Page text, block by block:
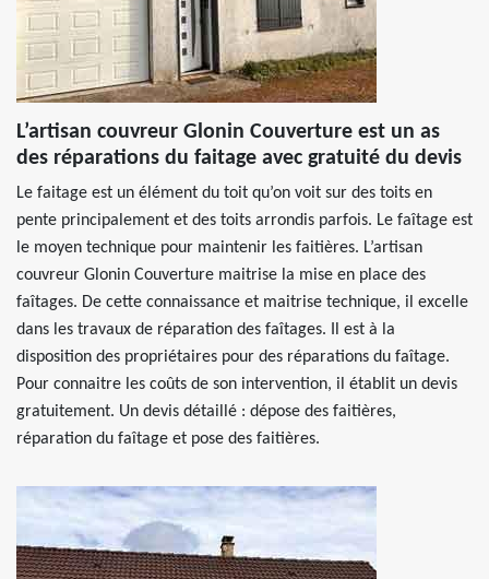
L’artisan couvreur Glonin Couverture est un as
des réparations du faitage avec gratuité du devis
Le faitage est un élément du toit qu’on voit sur des toits en
pente principalement et des toits arrondis parfois. Le faîtage est
le moyen technique pour maintenir les faitières. L’artisan
couvreur Glonin Couverture maitrise la mise en place des
faîtages. De cette connaissance et maitrise technique, il excelle
dans les travaux de réparation des faîtages. Il est à la
disposition des propriétaires pour des réparations du faîtage.
Pour connaitre les coûts de son intervention, il établit un devis
gratuitement. Un devis détaillé : dépose des faitières,
réparation du faîtage et pose des faitières.